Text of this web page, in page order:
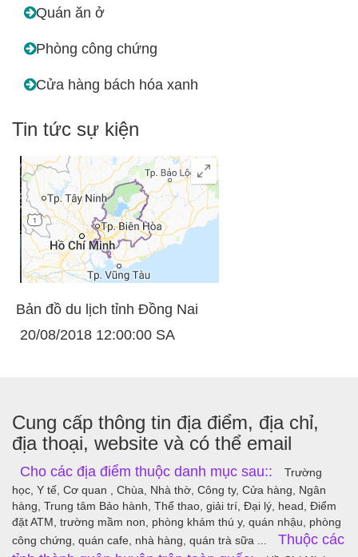
Quán ăn ở
Phòng công chứng
Cửa hàng bách hóa xanh
Tin tức sự kiện
Bản đồ du lịch tỉnh Đồng Nai
20/08/2018 12:00:00 SA
Cung cấp thông tin địa điểm, địa chỉ,
địa thoại, website và có thể email
Cho các địa điểm thuộc danh mục sau::
Trường
học, Y tế, Cơ quan , Chùa, Nhà thờ, Công ty, Cửa hàng, Ngân
hàng, Trung tâm Bảo hành, Thể thao, giải trí, Đại lý, head, Điểm
đặt ATM, trường mầm non, phòng khám thú y, quán nhậu, phòng
công chứng, quán cafe, nhà hàng, quán trà sữa ...
Thuộc các